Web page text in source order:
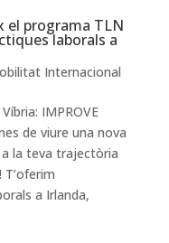
el programa TLN
laborals a
Internacional
IMPROVE
de viure una nova
la teva trajectòria
a Irlanda,